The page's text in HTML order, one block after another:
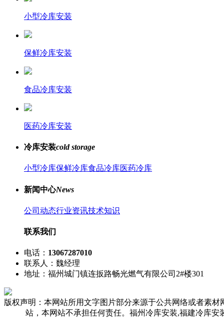
小型冷库安装
保鲜冷库安装
食品冷库安装
医药冷库安装
冷库安装cold storage
小型冷库保鲜冷库食品冷库医药冷库
新闻中心News
公司动态行业资讯技术知识
联系我们
电话： 13067287010
联系人：魏经理
地址：福州城门镇连扳路畅光燃气有限公司2#楼301
版权声明：本网站所用文字图片部分来源于公共网络或者素
站，本网站不承担任何责任。福州冷库安装,福建冷库